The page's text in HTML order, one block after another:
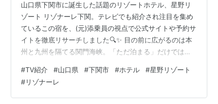
山口県下関市に誕生した話題のリゾートホテル、星野リ
ゾート リゾナーレ下関。テレビでも紹介され注目を集め
ているこの宿を、(元)添乗員の視点で公式サイトや予約サ
イトを徹底リサーチしました🔍✨ 目の前に広がるのは本
州と九州を隔てる関門海峡。「ただ泊まる」だけでは終
す。 星野リゾート リゾナーレ下関 🌅 コンセプトは“海峡
のデザイナーズホテル” 館内は、関門海峡の景色や潮流を
イメージしたデザインが随所に取り入れられています。
#TV紹介 #山口県 #下関市 #ホテル #星野リゾート
#リゾナーレ